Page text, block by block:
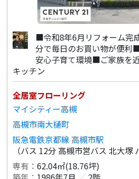
■令和8年6月リフォーム完
分で毎日のお買い物が便利
安心子育て環境■ご家族を
キッチン
全居室フローリング
マイシティー高槻
高槻市南大樋町
阪急電鉄京都線 高槻市駅
（バス 12分 高槻市営バス 北大塚
専有：62.04㎡(18.76坪)